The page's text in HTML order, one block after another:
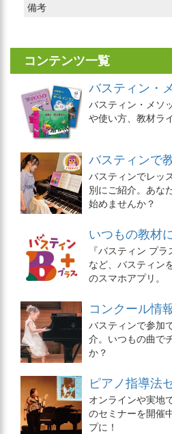
備考
コンテンツ一覧
バスティン・
バスティン・メソ
や使い方、教材ラ
バスティンで
バスティンでレッ
別にご紹介。あな
始めませんか？
いつもの教材
『バスティン プ
など、バスティン
のスマホアプリ。
コンクール情
バスティンで参加
介。いつもの曲で
か？
ピアノ指導法
オンラインや実地
のセミナーを開催
プに！